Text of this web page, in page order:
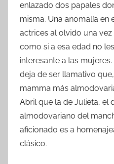
enlazado dos papales
misma. Una anomalía en
actrices al olvido una
como si a esa edad no
interesante a las
deja de ser llamativo
mamma más
Abril que la de Julieta, el
almodovariano del
aficionado es a
clásico.